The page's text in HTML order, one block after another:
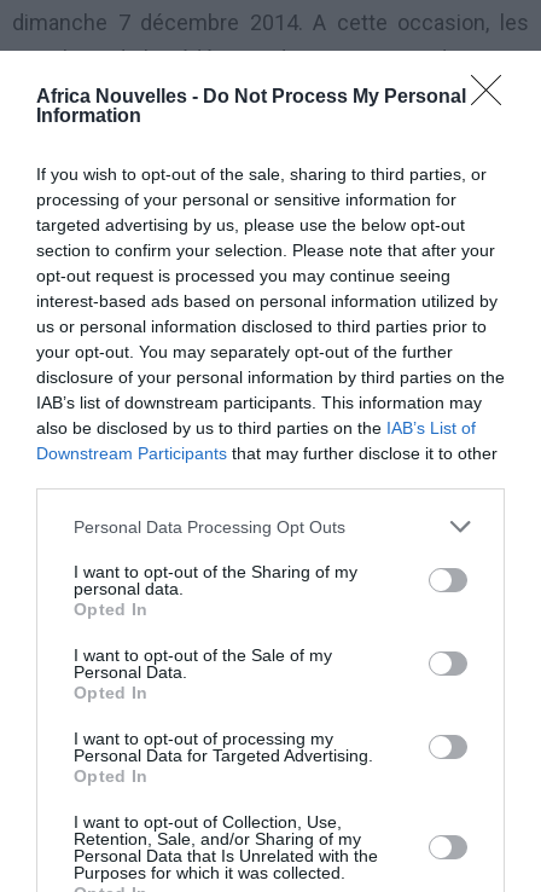
Africa Nouvelles - Do Not Process My Personal
Information
If you wish to opt-out of the sale, sharing to third parties, or
processing of your personal or sensitive information for
targeted advertising by us, please use the below opt-out
section to confirm your selection. Please note that after your
opt-out request is processed you may continue seeing
interest-based ads based on personal information utilized by
us or personal information disclosed to third parties prior to
your opt-out. You may separately opt-out of the further
disclosure of your personal information by third parties on the
IAB’s list of downstream participants. This information may
also be disclosed by us to third parties on the IAB’s List of
Downstream Participants that may further disclose it to other
Personal Data Processing Opt Outs
I want to opt-out of the Sharing of my
personal data.
Opted In
I want to opt-out of the Sale of my
Personal Data.
Opted In
I want to opt-out of processing my
Personal Data for Targeted Advertising.
Opted In
I want to opt-out of Collection, Use,
Retention, Sale, and/or Sharing of my
Personal Data that Is Unrelated with the
Purposes for which it was collected.
dimanche 7 décembre 2014. A cette occasion, les
membres de la Fédération des Entreprises du Congo
(FEC) de deux villes sœurs, ont saisi cette opportunité
pour exprimer leur désolation au Chef de l’exécutif
provincial du Nord-Kivu, à la suite de l’insécurité
(tueries à grande échelle) qui paralyse toute l’activité
économique.
Les agriculteurs, tout comme les opérateurs
économiques, ne savent plus à quel saint se vouer. Ils
connaissent, en effet, de grandes difficultés pour
vaquer à leurs activités économiques depuis que les
actes de cruauté ont élu domicile dans le territoire de
Beni. Depuis, la baisse sensible des activités
économiques reste perceptible à cause de
ne profite pas à la population, ni aux hommes
Polycarpe Ndivito, président de la FEC Beni/Butembo,
a signifié au Gouverneur Julien Paluku que l’insécurité
qui sévit actuellement dans les villes de Butembo et
Autre fait grave à signaler, des cas de kidnapping,
arrestations arbitraires et pillages des opérateurs